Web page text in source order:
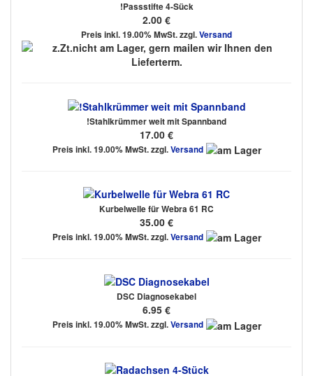
!Passstifte 4-Sück
2.00 €
Preis inkl. 19.00% MwSt. zzgl.Versand
!Stahlkrümmer weit mit Spannband
17.00 €
Preis inkl. 19.00% MwSt. zzgl.Versand
Kurbelwelle für Webra 61 RC
35.00 €
Preis inkl. 19.00% MwSt. zzgl.Versand
DSC Diagnosekabel
6.95 €
Preis inkl. 19.00% MwSt. zzgl.Versand